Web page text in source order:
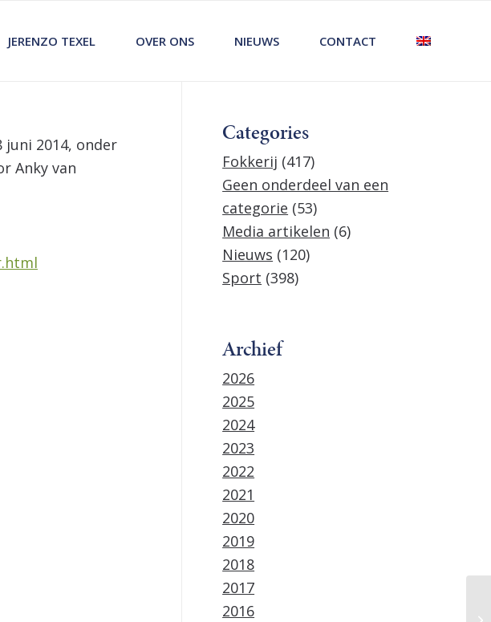
JERENZO TEXEL OVER ONS NIEUWS CONTACT
juni 2014, onder
Anky van
Categories
Fokkerij (417)
Geen onderdeel van een
categorie (53)
Media artikelen (6)
Nieuws (120)
Sport (398)
Archief
2026
2025
2024
2023
2022
2021
2020
2019
2018
2017
2016